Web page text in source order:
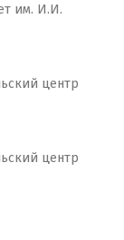
им. И.И.
центр
центр